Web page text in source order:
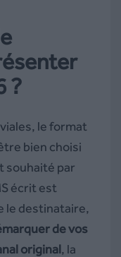
?
le format
bien choisi
souhaité par
écrit est
le destinataire,
de vos
original, la